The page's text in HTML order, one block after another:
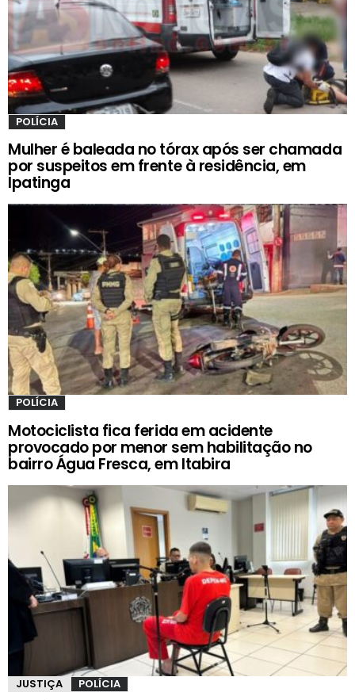
POLÍCIA
Mulher é baleada no tórax após ser chamada
por suspeitos em frente à residência, em
Ipatinga
POLÍCIA
Motociclista fica ferida em acidente
provocado por menor sem habilitação no
bairro Água Fresca, em Itabira
JUSTIÇA POLÍCIA